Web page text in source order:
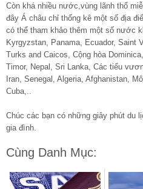
Còn khá nhiều nước,vùng lãnh thổ
đây Á châu chỉ thống kê một số địa
có thể tham khảo thêm một số nước
Kyrgyzstan, Panama, Ecuador, Saint
Turks and Caicos, Cộng hòa
Timor, Nepal, Sri Lanka, Các tiểu
Iran, Senegal, Algeria, Afghanistan,
Cuba,..
Chúc các bạn có những giây phút du
gia đình.
Cùng Danh Mục: